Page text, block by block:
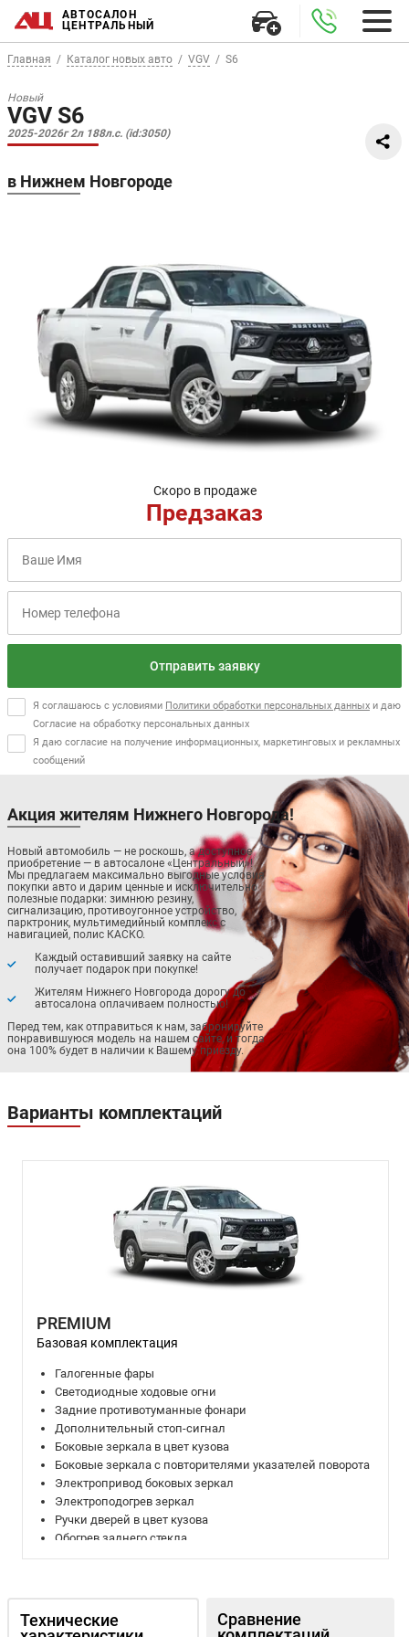
АВТОСАЛОН
ЦЕНТРАЛЬНЫЙ
Главная Каталог новых авто VGV S6
Новый
VGV S6
2025-2026г 2л 188л.с. (id:3050)
в Нижнем Новгороде
Скоро в продаже
Предзаказ
Отправить заявку
Я соглашаюсь с условиями Политики обработки персональных данных и даю
Согласие на обработку персональных данных
Я даю согласие на получение информационных, маркетинговых и рекламных
сообщений
Акция жителям Нижнего Новгорода!
Новый автомобиль — не роскошь, а доступное
приобретение — в автосалоне «Центральный»!
Мы предлагаем максимально выгодные условия
покупки авто и дарим ценные и исключительно
полезные подарки: зимнюю резину,
сигнализацию, противоугонное устройство,
парктроник, мультимедийный комплекс с
навигацией, полис КАСКО.
Каждый оставивший заявку на сайте
получает подарок при покупке!
Жителям Нижнего Новгорода дорогу до
автосалона оплачиваем полностью!
Перед тем, как отправиться к нам, забронируйте
понравившуюся модель на нашем сайте, и тогда
она 100% будет в наличии к Вашему приезду.
Варианты комплектаций
PREMIUM
Базовая комплектация
Галогенные фары
Светодиодные ходовые огни
Задние противотуманные фонари
Дополнительный стоп-сигнал
Боковые зеркала в цвет кузова
Боковые зеркала с повторителями указателей поворота
Электропривод боковых зеркал
Электроподогрев зеркал
Ручки дверей в цвет кузова
Обогрев заднего стекла
Окраска кузова металлик (опция)
Вертикальная регулировка руля
Управление аудиосистемой на руле
Технические
Сравнение